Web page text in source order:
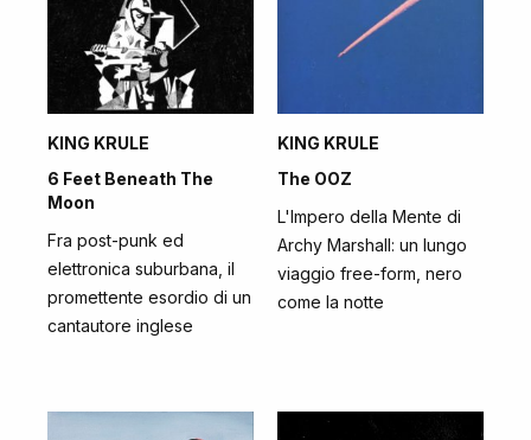
KING KRULE
6 Feet Beneath The
Moon
Fra post-punk ed
elettronica suburbana, il
promettente esordio di un
cantautore inglese
KING KRULE
The OOZ
L'Impero della Mente di
Archy Marshall: un lungo
viaggio free-form, nero
come la notte